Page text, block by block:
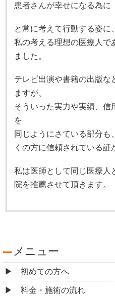
患者さんが幸せになる為に
と常に考えて行動する姿に、
私の考える理想の医療人で
ました。
テレビ出演や書籍の出版な
ますが、
そういった実力や実績、信
を
同じようにさている部分も
くの方に信頼されている証
私は医師として同じ医療人
院を推薦させて頂きます。
メニュー
初めての方へ
料金・施術の流れ